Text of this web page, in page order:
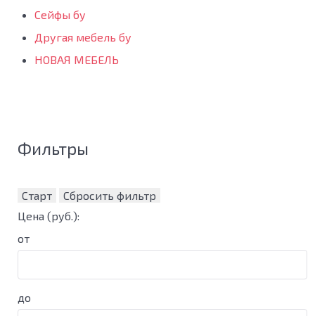
Сейфы бу
Другая мебель бу
НОВАЯ МЕБЕЛЬ
Фильтры
Старт
Сбросить фильтр
Цена (руб.):
от
до